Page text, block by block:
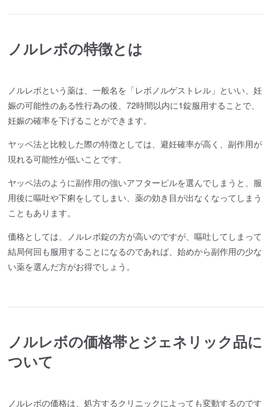
ノルレボの特徴とは
ノルレボという薬は、一般名を「レボノルゲストレル」といい、妊
娠の可能性のある性行為の後、72時間以内に1錠服用することで、
妊娠の確率を下げることができます。
ヤッペ法と比較した際の特徴としては、避妊確率が高く、副作用が
現れる可能性が低いことです。
ヤッペ法のように副作用の強いアフターピルを選んでしまうと、服
用後に嘔吐や下痢をしてしまい、薬の効き目が出なくなってしまう
こともあります。
価格としては、ノルレボ錠の方が高いのですが、嘔吐してしまって
結局何回も服用することになるのであれば、始めから副作用の少な
い薬を選んだ方がお得でしょう。
ノルレボの価格帯とジェネリック品に
ついて
ノルレボの価格は、処方するクリニックによっても変動するのです